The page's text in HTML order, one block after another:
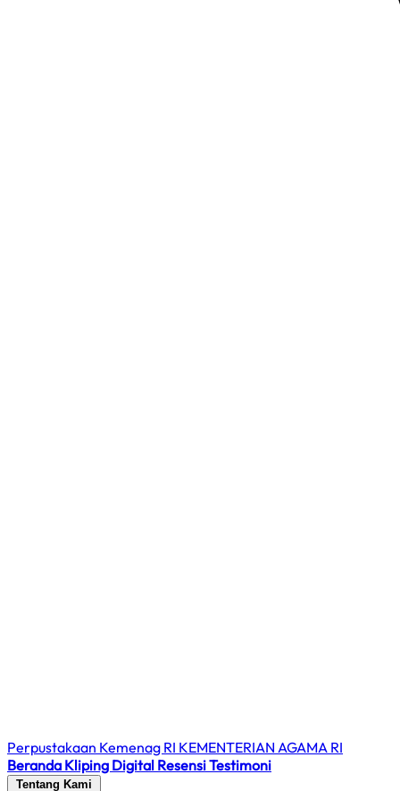
Perpustakaan Kemenag RI KEMENTERIAN AGAMA RI
Beranda Kliping Digital ResensiTestimoni
Tentang Kami